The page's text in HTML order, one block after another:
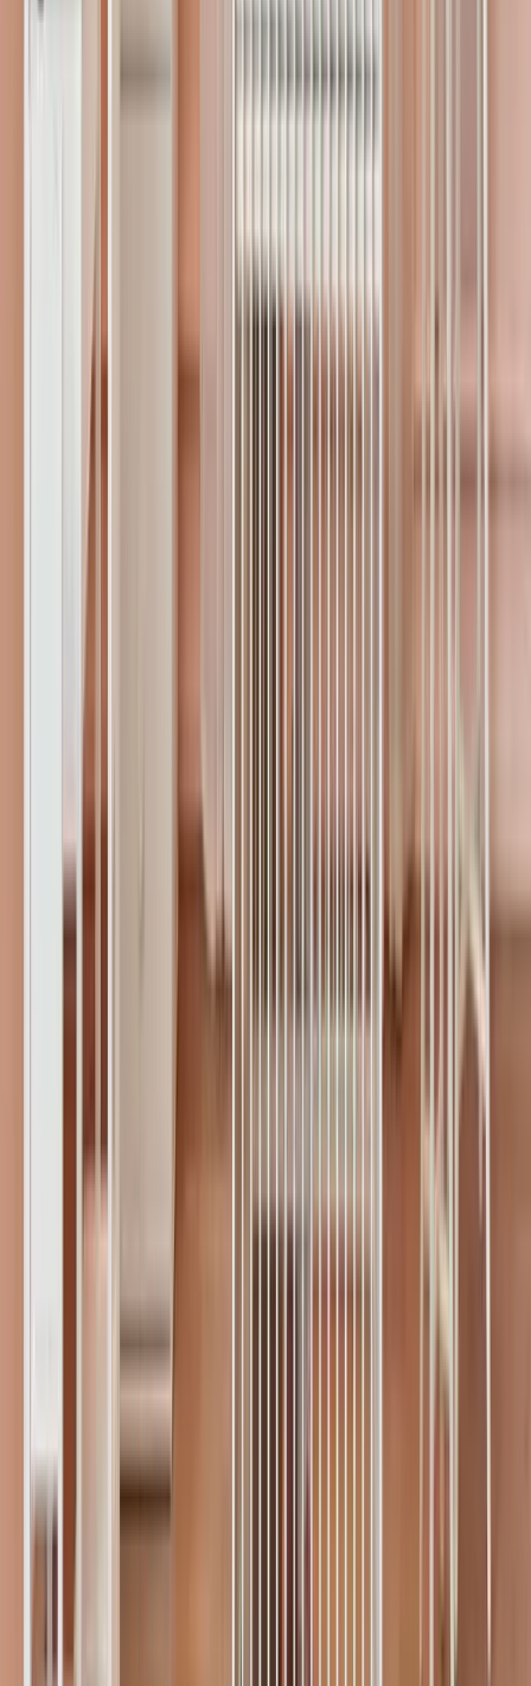
hem ebeveyn için yorucu olabilir.
Klinik Psikolog
25 Derecede Bebek Nasıl
Giydirilmeli?